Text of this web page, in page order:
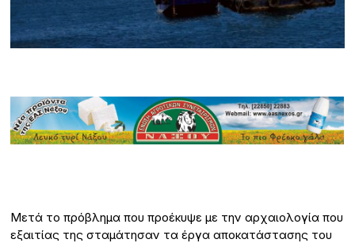
Μετά το πρόβλημα που προέκυψε με την αρχαιολογία που
εξαιτίας της σταμάτησαν τα έργα αποκατάστασης του